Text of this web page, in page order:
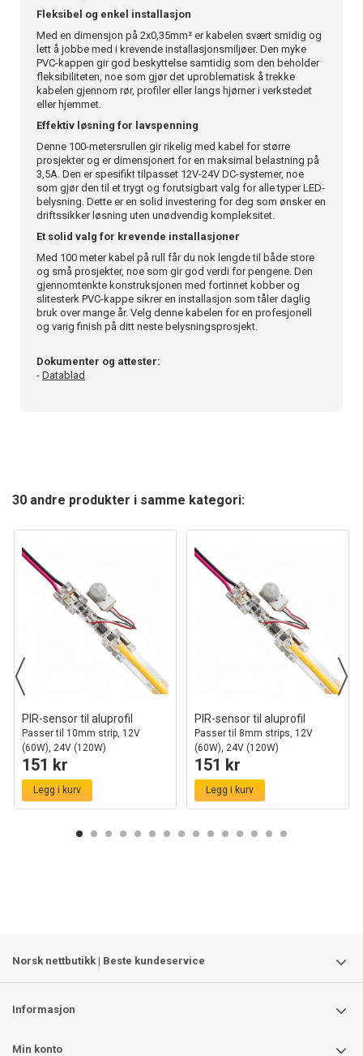
Fleksibel og enkel installasjon
Med en dimensjon på 2x0,35mm² er kabelen svært smidig og
lett å jobbe med i krevende installasjonsmiljøer. Den myke
PVC-kappen gir god beskyttelse samtidig som den beholder
fleksibiliteten, noe som gjør det uproblematisk å trekke
kabelen gjennom rør, profiler eller langs hjørner i verkstedet
eller hjemmet.
Effektiv løsning for lavspenning
Denne 100-metersrullen gir rikelig med kabel for større
prosjekter og er dimensjonert for en maksimal belastning på
3,5A. Den er spesifikt tilpasset 12V-24V DC-systemer, noe
som gjør den til et trygt og forutsigbart valg for alle typer LED-
belysning. Dette er en solid investering for deg som ønsker en
driftssikker løsning uten unødvendig kompleksitet.
Et solid valg for krevende installasjoner
Med 100 meter kabel på rull får du nok lengde til både store
og små prosjekter, noe som gir god verdi for pengene. Den
gjennomtenkte konstruksjonen med fortinnet kobber og
slitesterk PVC-kappe sikrer en installasjon som tåler daglig
bruk over mange år. Velg denne kabelen for en profesjonell
og varig finish på ditt neste belysningsprosjekt.
Dokumenter og attester:
- Datablad
30 andre produkter i samme kategori:
PIR-sensor til aluprofil
Passer til 10mm strip, 12V
(60W), 24V (120W)
151 kr
Legg i kurv
PIR-sensor til aluprofil
Passer til 8mm strips, 12V
(60W), 24V (120W)
151 kr
Legg i kurv
Norsk nettbutikk | Beste kundeservice
Informasjon
Min konto